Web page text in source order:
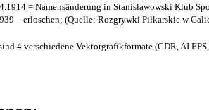
= Namensänderung in Stanisławowski Klub
= erloschen; (Quelle: Rozgrywki Piłkarskie w
4 verschiedene Vektorgrafikformate (CDR, AI